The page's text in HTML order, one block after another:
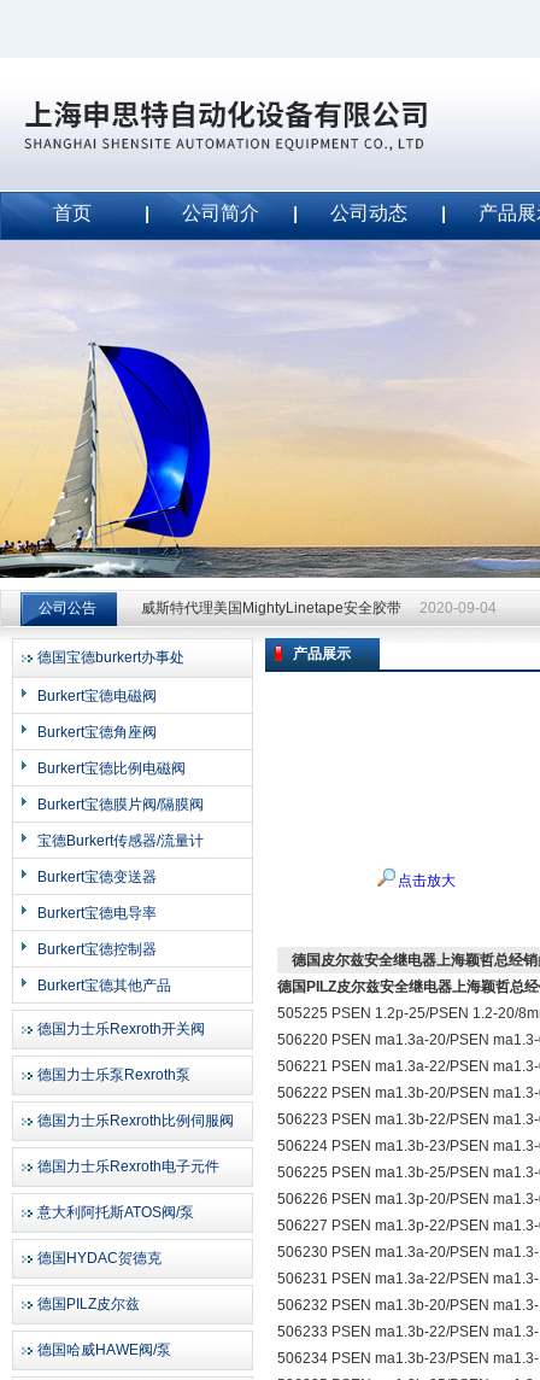
上海申思特自动化设备有限公司
首页 公司简介 公司动态 产品
公司公告
威斯特代理美国MightyLinetape安全胶带 2020-09-04
威斯特代理美国MightyLinetape安全胶带 2020-09-04
威斯特代理美国MightyLinetape安全胶带
德国宝德burkert办事处
Burkert宝德电磁阀
Burkert宝德角座阀
Burkert宝德比例电磁阀
Burkert宝德膜片阀/隔膜阀
宝德Burkert传感器/流量计
Burkert宝德变送器
Burkert宝德电导率
Burkert宝德控制器
Burkert宝德其他产品
德国力士乐Rexroth开关阀
德国力士乐泵Rexroth泵
德国力士乐Rexroth比例伺服阀
德国力士乐Rexroth电子元件
意大利阿托斯ATOS阀/泵
德国HYDAC贺德克
德国PILZ皮尔兹
德国哈威HAWE阀/泵
产品展示
点击放大
德国皮尔兹安全继电器上海颖哲总经销
德国PILZ皮尔兹安全继电器上海颖哲总
505225 PSEN 1.2p-25/PSEN 1.2-20/
506220 PSEN ma1.3a-20/PSEN
506221 PSEN ma1.3a-22/PSEN
506222 PSEN ma1.3b-20/PSEN
506223 PSEN ma1.3b-22/PSEN
506224 PSEN ma1.3b-23/PSEN
506225 PSEN ma1.3b-25/PSEN
506226 PSEN ma1.3p-20/PSEN
506227 PSEN ma1.3p-22/PSEN
506230 PSEN ma1.3a-20/PSEN
506231 PSEN ma1.3a-22/PSEN
506232 PSEN ma1.3b-20/PSEN
506233 PSEN ma1.3b-22/PSEN
506234 PSEN ma1.3b-23/PSEN